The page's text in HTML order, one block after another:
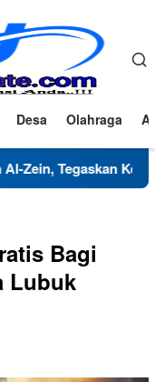
Desa Olahraga
Komitmen Jaga
Bagi
Lubuk